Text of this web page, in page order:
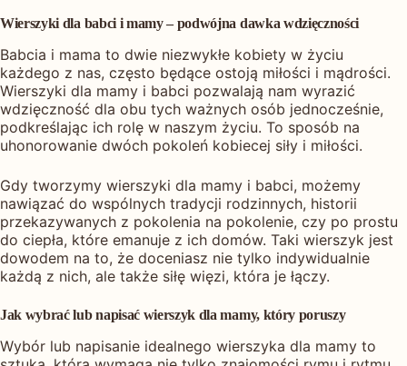
Wierszyki dla babci i mamy – podwójna dawka wdzięczności
Babcia i mama to dwie niezwykłe kobiety w życiu
każdego z nas, często będące ostoją miłości i mądrości.
Wierszyki dla mamy i babci pozwalają nam wyrazić
wdzięczność dla obu tych ważnych osób jednocześnie,
podkreślając ich rolę w naszym życiu. To sposób na
uhonorowanie dwóch pokoleń kobiecej siły i miłości.
Gdy tworzymy wierszyki dla mamy i babci, możemy
nawiązać do wspólnych tradycji rodzinnych, historii
przekazywanych z pokolenia na pokolenie, czy po prostu
do ciepła, które emanuje z ich domów. Taki wierszyk jest
dowodem na to, że doceniasz nie tylko indywidualnie
każdą z nich, ale także siłę więzi, która je łączy.
Jak wybrać lub napisać wierszyk dla mamy, który poruszy
Wybór lub napisanie idealnego wierszyka dla mamy to